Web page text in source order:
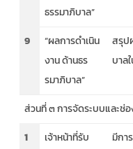
ธรรมาภิบาล”
9
“ผลการดำเนิน
งาน ด้านธร
รมาภิบาล”
สรุป
บาล
ส่วนที่ ๓ การจัดระบบและช่
1
เจ้าหน้าที่รับ
มีกา